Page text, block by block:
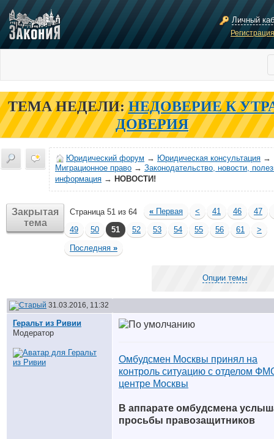
Личный
ТЕМА НЕДЕЛИ: НЕДОВЕРИЕ К
ДОВЕРИЯ
Юридический форум → Юридическая консультация →
Миграционное право → Законодательство, новости,
информация → НОВОСТИ!
Закрытая
тема
Страница 51 из 64 « Первая < 41 46
47
49
50 51 52 53 54 55 56 61
>
Последняя »
Опции темы
31.03.2016, 11:32
Геральт из Ривии
Модератор
Омбудсмен Москвы принял на
контроль ситуацию с отделом
центре Москвы
В аппарате омбудсмена
просьбы правозащитников